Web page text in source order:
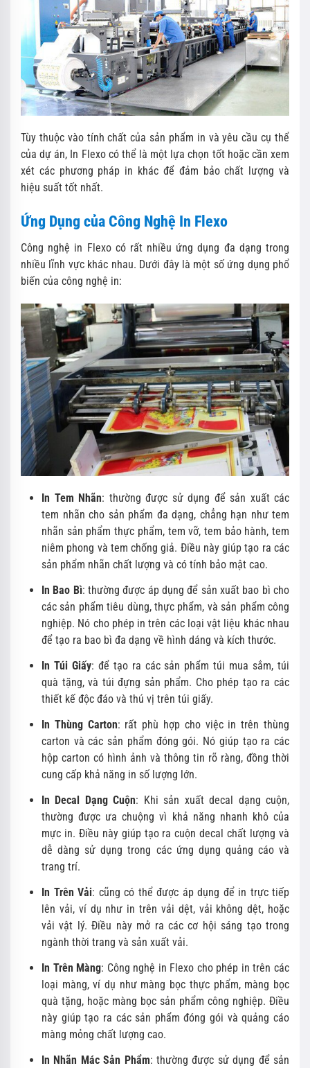
Tùy thuộc vào tính chất của sản phẩm in và yêu cầu cụ thể
của dự án, In Flexo có thể là một lựa chọn tốt hoặc cần xem
xét các phương pháp in khác để đảm bảo chất lượng và
hiệu suất tốt nhất.
Ứng Dụng của Công Nghệ In Flexo
Công nghệ in Flexo có rất nhiều ứng dụng đa dạng trong
nhiều lĩnh vực khác nhau. Dưới đây là một số ứng dụng phổ
biến của công nghệ in:
In Tem Nhãn: thường được sử dụng để sản xuất các
tem nhãn cho sản phẩm đa dạng, chẳng hạn như tem
nhãn sản phẩm thực phẩm, tem vỡ, tem bảo hành, tem
niêm phong và tem chống giả. Điều này giúp tạo ra các
sản phẩm nhãn chất lượng và có tính bảo mật cao.
In Bao Bì: thường được áp dụng để sản xuất bao bì cho
các sản phẩm tiêu dùng, thực phẩm, và sản phẩm công
nghiệp. Nó cho phép in trên các loại vật liệu khác nhau
để tạo ra bao bì đa dạng về hình dáng và kích thước.
In Túi Giấy: để tạo ra các sản phẩm túi mua sắm, túi
quà tặng, và túi đựng sản phẩm. Cho phép tạo ra các
thiết kế độc đáo và thú vị trên túi giấy.
In Thùng Carton: rất phù hợp cho việc in trên thùng
carton và các sản phẩm đóng gói. Nó giúp tạo ra các
hộp carton có hình ảnh và thông tin rõ ràng, đồng thời
cung cấp khả năng in số lượng lớn.
In Decal Dạng Cuộn: Khi sản xuất decal dạng cuộn,
thường được ưa chuộng vì khả năng nhanh khô của
mực in. Điều này giúp tạo ra cuộn decal chất lượng và
dễ dàng sử dụng trong các ứng dụng quảng cáo và
trang trí.
In Trên Vải: cũng có thể được áp dụng để in trực tiếp
lên vải, ví dụ như in trên vải dệt, vải không dệt, hoặc
vải vật lý. Điều này mở ra các cơ hội sáng tạo trong
ngành thời trang và sản xuất vải.
In Trên Màng: Công nghệ in Flexo cho phép in trên các
loại màng, ví dụ như màng bọc thực phẩm, màng bọc
quà tặng, hoặc màng bọc sản phẩm công nghiệp. Điều
này giúp tạo ra các sản phẩm đóng gói và quảng cáo
màng mỏng chất lượng cao.
In Nhãn Mác Sản Phẩm: thường được sử dụng để sản